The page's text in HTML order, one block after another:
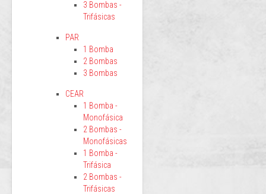
3 Bombas -
Trifásicas
PAR
1 Bomba
2 Bombas
3 Bombas
CEAR
1 Bomba -
Monofásica
2 Bombas -
Monofásicas
1 Bomba -
Trifásica
2 Bombas -
Trifásicas